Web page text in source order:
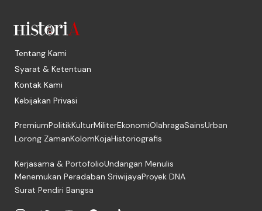
Tentang Kami
Syarat & Ketentuan
Kontak Kami
Kebijakan Privasi
PremiumPolitikKulturMiliterEkonomiOlahragaSainsUrban
Lorong ZamanKolomKojaHistoriografis
Kerjasama & PortofolioUndangan Menulis
Menemukan Peradaban SriwijayaProyek DNA
Surat Pendiri Bangsa